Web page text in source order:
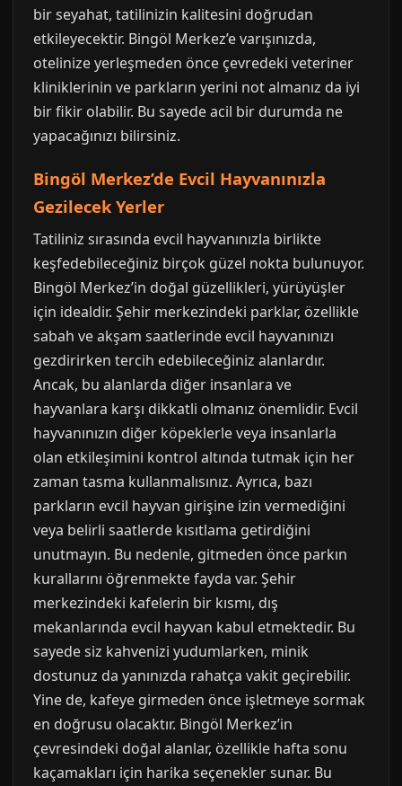
bir seyahat, tatilinizin kalitesini doğrudan
etkileyecektir. Bingöl Merkez’e varışınızda,
otelinize yerleşmeden önce çevredeki veteriner
kliniklerinin ve parkların yerini not almanız da iyi
bir fikir olabilir. Bu sayede acil bir durumda ne
yapacağınızı bilirsiniz.
Bingöl Merkez’de Evcil Hayvanınızla
Gezilecek Yerler
Tatiliniz sırasında evcil hayvanınızla birlikte
keşfedebileceğiniz birçok güzel nokta bulunuyor.
Bingöl Merkez’in doğal güzellikleri, yürüyüşler
için idealdir. Şehir merkezindeki parklar, özellikle
sabah ve akşam saatlerinde evcil hayvanınızı
gezdirirken tercih edebileceğiniz alanlardır.
Ancak, bu alanlarda diğer insanlara ve
hayvanlara karşı dikkatli olmanız önemlidir. Evcil
hayvanınızın diğer köpeklerle veya insanlarla
olan etkileşimini kontrol altında tutmak için her
zaman tasma kullanmalısınız. Ayrıca, bazı
parkların evcil hayvan girişine izin vermediğini
veya belirli saatlerde kısıtlama getirdiğini
unutmayın. Bu nedenle, gitmeden önce parkın
kurallarını öğrenmekte fayda var. Şehir
merkezindeki kafelerin bir kısmı, dış
mekanlarında evcil hayvan kabul etmektedir. Bu
sayede siz kahvenizi yudumlarken, minik
dostunuz da yanınızda rahatça vakit geçirebilir.
Yine de, kafeye girmeden önce işletmeye sormak
en doğrusu olacaktır. Bingöl Merkez’in
çevresindeki doğal alanlar, özellikle hafta sonu
kaçamakları için harika seçenekler sunar. Bu